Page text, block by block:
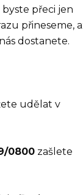
přeci jen
přineseme,
dostanete.
udělat v
0800 zašlete